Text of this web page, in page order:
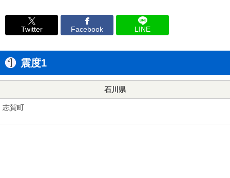
Twitter Facebook LINE
震度1
石川県
志賀町